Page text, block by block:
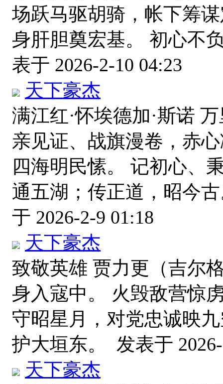
场跃马驱胡骑，帐下筹
身肝胆奠宏基。 初心不
表于 2026-2-10 04:23
天下豪杰
满江红·怀埃德加·斯诺
亲见证、战旗漫卷，赤
四海明民愫。 记初心、
通五湖；传正道，昭今
于 2026-2-9 01:18
天下豪杰
致敬英雄 贾力更（吉尔
身入寇中。 火毁敌营惊
守昭星月，对党忠诚映
护大垣东。 发表于
天下豪杰